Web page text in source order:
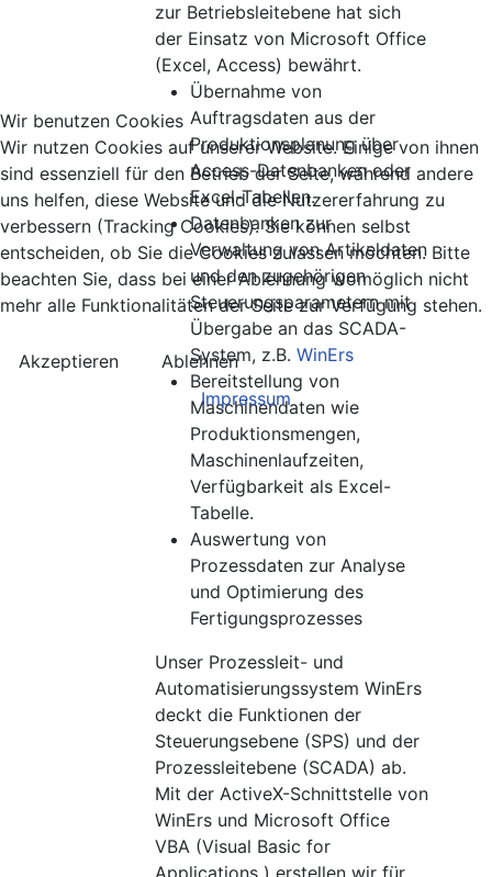
zur Betriebsleitebene hat sich
der Einsatz von Microsoft Office
(Excel, Access) bewährt.
Übernahme von
Auftragsdaten aus der
Produktionsplanung über
Access-Datenbanken oder
Excel-Tabellen.
Datenbanken zur
Verwaltung von Artikeldaten
und den zugehörigen
Steuerungsparametern mit
Übergabe an das SCADA-
System, z.B. WinErs
Bereitstellung von
Maschinendaten wie
Produktionsmengen,
Maschinenlaufzeiten,
Verfügbarkeit als Excel-
Tabelle.
Auswertung von
Prozessdaten zur Analyse
und Optimierung des
Fertigungsprozesses
Unser Prozessleit- und
Automatisierungssystem WinErs
deckt die Funktionen der
Steuerungsebene (SPS) und der
Prozessleitebene (SCADA) ab.
Mit der ActiveX-Schnittstelle von
WinErs und Microsoft Office
VBA (Visual Basic for
Wir benutzen Cookies
Wir nutzen Cookies auf unserer Website. Einige von ihnen
sind essenziell für den Betrieb der Seite, während andere
uns helfen, diese Website und die Nutzererfahrung zu
verbessern (Tracking Cookies). Sie können selbst
entscheiden, ob Sie die Cookies zulassen möchten. Bitte
beachten Sie, dass bei einer Ablehnung womöglich nicht
mehr alle Funktionalitäten der Seite zur Verfügung stehen.
Akzeptieren
Ablehnen
Impressum